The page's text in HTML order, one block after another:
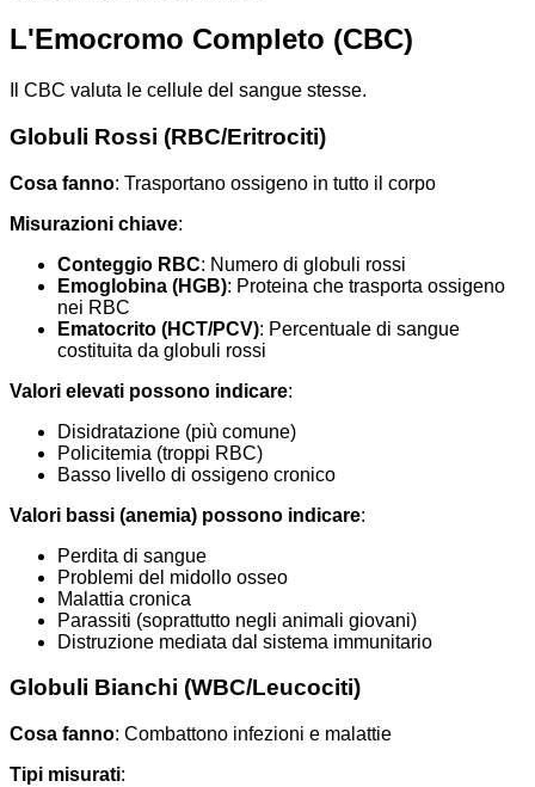
L'Emocromo Completo (CBC)
Il CBC valuta le cellule del sangue stesse.
Globuli Rossi (RBC/Eritrociti)
Cosa fanno: Trasportano ossigeno in tutto il corpo
Misurazioni chiave:
Conteggio RBC: Numero di globuli rossi
Emoglobina (HGB): Proteina che trasporta ossigeno
nei RBC
Ematocrito (HCT/PCV): Percentuale di sangue
costituita da globuli rossi
Valori elevati possono indicare:
Disidratazione (più comune)
Policitemia (troppi RBC)
Basso livello di ossigeno cronico
Valori bassi (anemia) possono indicare:
Perdita di sangue
Problemi del midollo osseo
Malattia cronica
Parassiti (soprattutto negli animali giovani)
Distruzione mediata dal sistema immunitario
Globuli Bianchi (WBC/Leucociti)
Cosa fanno: Combattono infezioni e malattie
Tipi misurati: